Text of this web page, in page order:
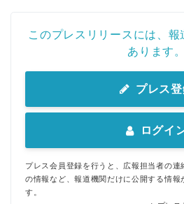
このプレスリリースには、
あります。
プレス
ログイ
プレス会員登録を行うと、広報担当者の
の情報など、報道機関だけに公開する情報
す。